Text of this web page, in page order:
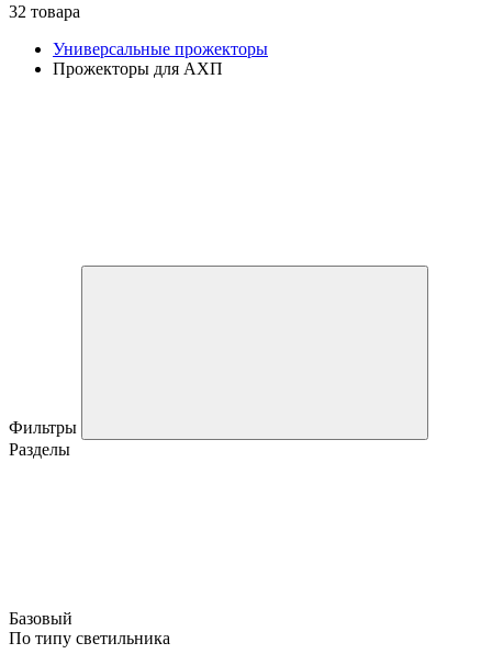
32 товара
Универсальные прожекторы
Прожекторы для АХП
Фильтры
Разделы
Базовый
По типу светильника